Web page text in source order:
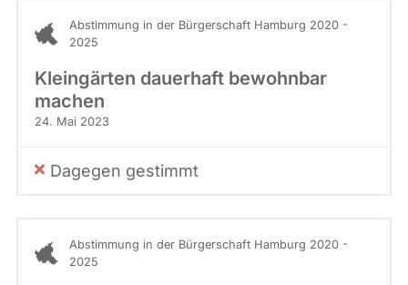
Abstimmung in der Bürgerschaft Hamburg 2020 -
2025
Kleingärten dauerhaft bewohnbar
machen
24. Mai 2023
Dagegen gestimmt
Abstimmung in der Bürgerschaft Hamburg 2020 -
2025